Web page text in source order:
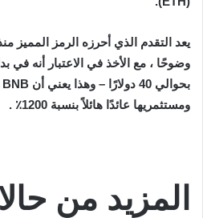
وضوحًا ، مع الأخذ في الاعتبار أنه في
ومستثمريها عائدًا هائلاً بنسبة 1200٪ .
المزيد من